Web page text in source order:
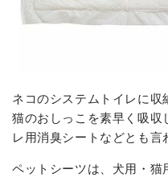
ネコのシステムトイレに収
猫のおしっこを素早く吸収
レ用消臭シートなどとも言
ペットシーツは、犬用・